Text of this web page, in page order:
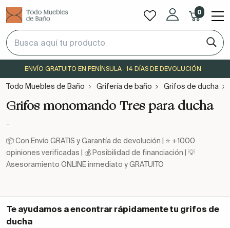
0
ENVÍO GRATUITO EN PENÍNSULA · 14 DÍAS DE DEVOLUCIÓN
Todo Muebles de Baño Grifería de baño Grifos de ducha
Grifos monomando Tres para ducha
-
📦 Con Envío GRATIS y Garantía de devolución | ⭐ +1000
opiniones verificadas | 💰 Posibilidad de financiación | 💡
Asesoramiento ONLINE inmediato y GRATUITO
Te ayudamos a encontrar rápidamente tu grifos de
ducha